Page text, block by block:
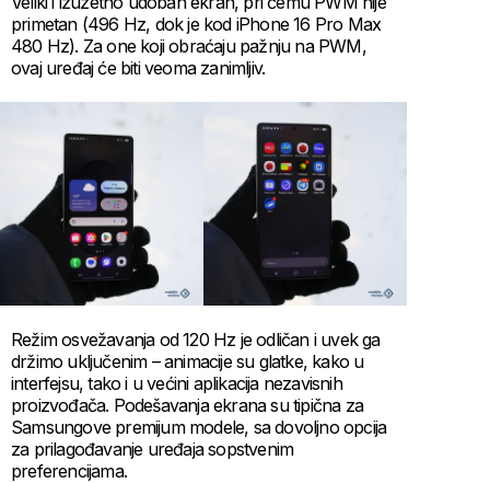
primetan (496 Hz, dok je kod iPhone 16 Pro Max
480 Hz). Za one koji obraćaju pažnju na PWM,
ovaj uređaj će biti veoma zanimljiv.
Režim osvežavanja od 120 Hz je odličan i uvek ga
držimo uključenim – animacije su glatke, kako u
interfejsu, tako i u većini aplikacija nezavisnih
proizvođača. Podešavanja ekrana su tipična za
Samsungove premijum modele, sa dovoljno opcija
za prilagođavanje uređaja sopstvenim
preferencijama.